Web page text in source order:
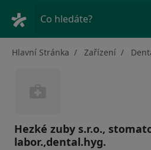
Co hledáte?
Hlavní Stránka Zařízení
Hezké zuby s.r.o.,
labor.,dental.hyg.